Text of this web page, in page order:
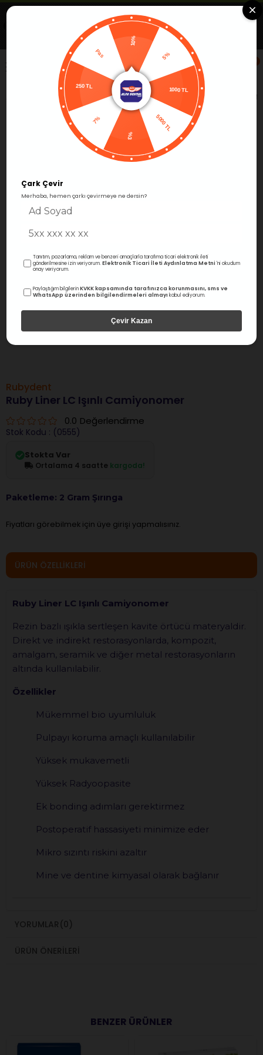
0
Protetik Simantasyon Cam İyonomer
Rubydent
Ruby Liner LC Işınlı Camiyonomer
0.0 Değerlendirme
Stok Kodu (0555)
Stokta Var
Ortalama 4 saatte kargoda!
Paketleme: 2 Gram Şırınga
Fiyatları görebilmek için üye girişi yapmalısınız.
ÜRÜN ÖZELLIKLERI
Ruby Liner LC Işınlı Camiyonomer
Rezin bazlı ışıkla sertleşen kavite örtücü materyaldir.
Direkt ve indirekt restorasyonlarda, kompozit,
amalgam, seramik ve diğer metal restorasyonların
altında kullanılabilir.
Özellikler
Mükemmel bio uyumluluk
Pulpayı koruma amaçlı kullanılabilir
Yüksek mukavemetli
Yüksek Radyoopasite
Ek bonding adımları gerektirmez
Postoperatif hassasiyeti minimize eder
Mikro sızıntı riskini azaltır
Mine ve dentine kimyasal olarak bağlanır
YORUMLAR (0)
ÜRÜN ÖNERILERI
BENZER ÜRÜNLER
Uygulamada Aç
Alfa Group Dental
Ücretsiz -Google Play'de
10%
5%
5000 TL
7%
250 TL
Pas
Çark Çevir
Merhaba, hemen çarkı çevirmeye ne dersin?
Tanıtım, pazarlama, reklam ve benzeri amaçlarla tarafıma ticari elektronik ileti
gönderilmesine izin veriyorum.Elektronik Ticari İleti Aydınlatma Metni 'ni okudum
onay veriyorum.
Paylaştığım bilgilerinKVKK kapsamında tarafınızca korunmasını, sms ve
WhatsApp üzerinden bilgilendirmeleri almayı kabul ediyorum.
Çevir Kazan